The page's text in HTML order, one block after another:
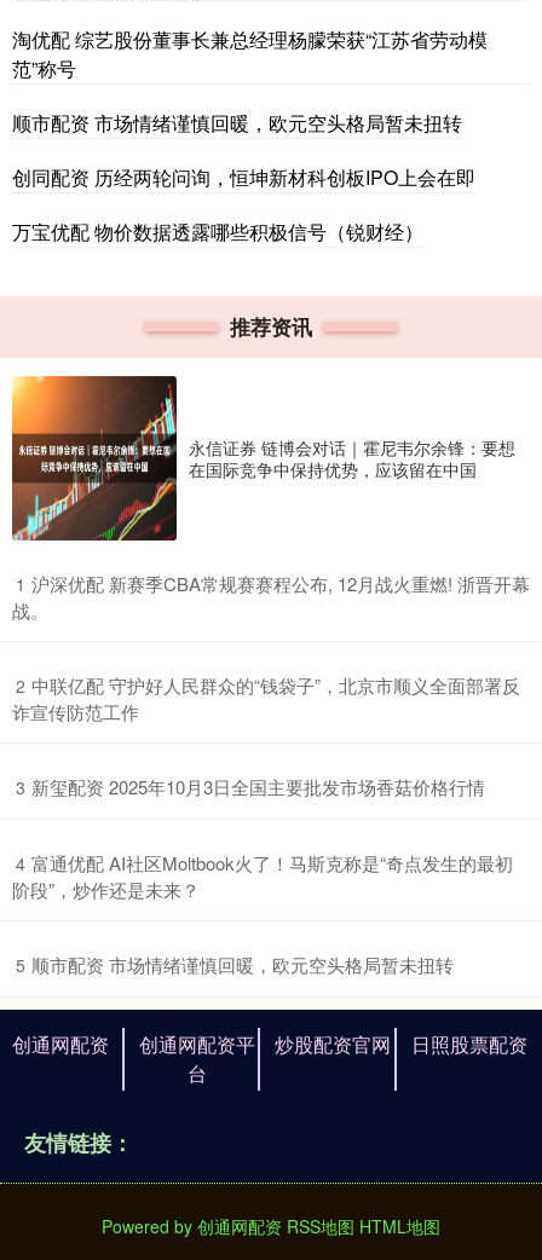
淘优配 综艺股份董事长兼总经理杨朦荣获“江苏省劳动模
范”称号
顺市配资 市场情绪谨慎回暖，欧元空头格局暂未扭转
创同配资 历经两轮问询，恒坤新材科创板IPO上会在即
万宝优配 物价数据透露哪些积极信号（锐财经）
推荐资讯
永信证券 链博会对话｜霍尼韦尔余锋：要想
在国际竞争中保持优势，应该留在中国
1 ​沪深优配 新赛季CBA常规赛赛程公布, 12月战火重燃! 浙晋开幕
战。
2 ​中联亿配 守护好人民群众的“钱袋子”，北京市顺义全面部署反
诈宣传防范工作
3 ​新玺配资 2025年10月3日全国主要批发市场香菇价格行情
4 ​富通优配 AI社区Moltbook火了！马斯克称是“奇点发生的最初
阶段”，炒作还是未来？
5 ​顺市配资 市场情绪谨慎回暖，欧元空头格局暂未扭转
创通网配资
创通网配资平
台
炒股配资官网 日照股票配资
友情链接：
Powered by 创通网配资 RSS地图 HTML地图